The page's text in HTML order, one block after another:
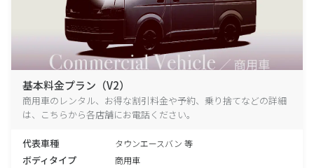
基本料金プラン（V2）
商用車のレンタル、お得な割引料金や予約、乗り捨てなどの詳細
は、こちらから各店舗にお電話ください。
代表車種 タウンエースバン 等
ボディタイプ 商用車